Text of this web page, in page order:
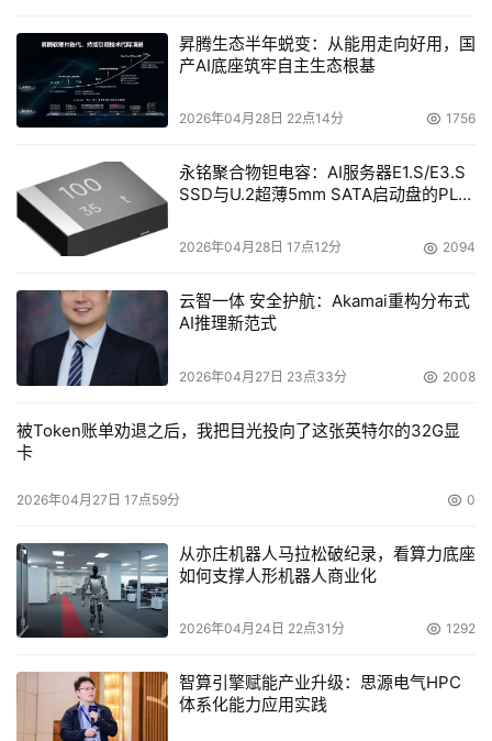
昇腾生态半年蜕变：从能用走向好用，国
产AI底座筑牢自主生态根基
2026年04月28日 22点14分 1756
永铭聚合物钽电容：AI服务器E1.S/E3.S
SSD与U.2超薄5mm SATA启动盘的PLP
2026年04月28日 17点12分 2094
云智一体 安全护航：Akamai重构分布式
AI推理新范式
2026年04月27日 23点33分 2008
被Token账单劝退之后，我把目光投向了这张英特尔的32G显
卡
2026年04月27日 17点59分 0
从亦庄机器人马拉松破纪录，看算力底座
如何支撑人形机器人商业化
2026年04月24日 22点31分 1292
智算引擎赋能产业升级：思源电气HPC
体系化能力应用实践